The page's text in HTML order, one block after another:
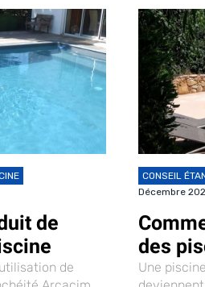
de
de
CONSEIL
Décembre
des
Une